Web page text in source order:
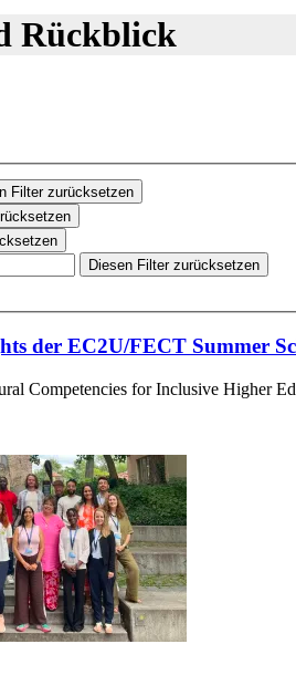
Rückblick
Filter zurücksetzen
Diesen Filter zurücksetzen
der EC2U/FECT Summer
Competencies for Inclusive Higher